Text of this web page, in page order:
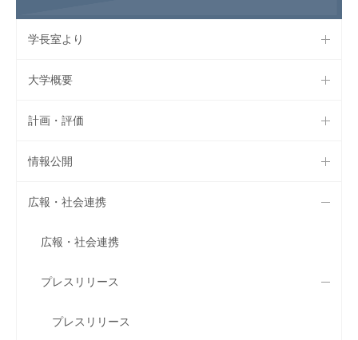
学長室より
大学概要
計画・評価
情報公開
広報・社会連携
広報・社会連携
プレスリリース
プレスリリース